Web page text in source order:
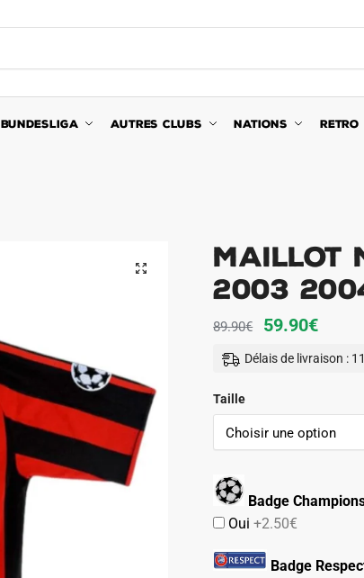
BUNDESLIGA AUTRES CLUBS NATIONS RETRO
🔍
Maillot
2003
89.90€
Le
prix
89.90€.
59.90€Le
prix
59.90€.
Délais de livraison :
Taille
Badge
Oui+2.50€
Badge